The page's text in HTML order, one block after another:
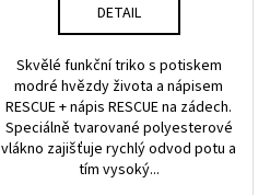
DETAIL
Skvělé funkční triko s potiskem
modré hvězdy života a nápisem
RESCUE + nápis RESCUE na zádech.
Speciálně tvarované polyesterové
vlákno zajišťuje rychlý odvod potu a
tím vysoký...